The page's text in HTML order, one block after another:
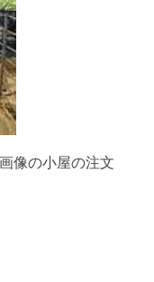
像の小屋の注文